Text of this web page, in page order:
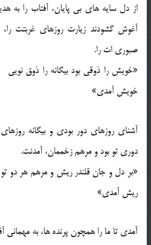
از دل سایه های بی پایان، آفتاب را به
آغوش گشودند زیارت روزهای غربتت
صبوری ات را.
«خویش را ذوقی بود بیگانه را ذوق
خویش آمدی»
آشنای روزهای دور بودی و بیگانه
دوری تو بود و مرهم زخممان، آمدنت.
«بر دل و جان قلندر ریش و مرهم هر دو
ریش آمدی»
آمدی تا ما را همچون پرنده ها، به مهمانی